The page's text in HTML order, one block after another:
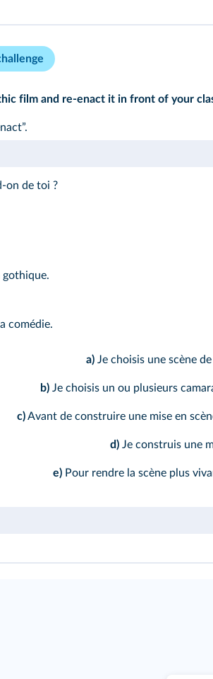
film and re-enact it in front of your
on de toi ?
gothique.
comédie.
a)Je choisis une scène
b)Je choisis un ou plusieurs
c)Avant de construire une mise en
d) Je construis une
e) Pour rendre la scène plus